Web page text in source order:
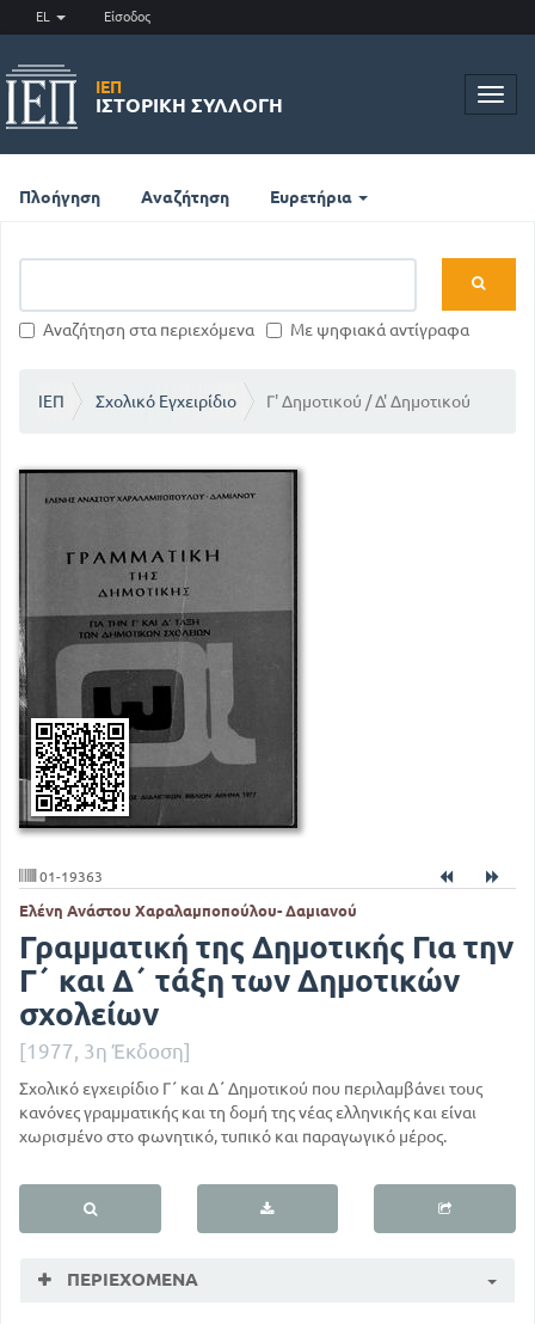
EL Είσοδος
ΙΕΠ
ΙΣΤΟΡΙΚΉ ΣΥΛΛΟΓΉ
Πλοήγηση Αναζήτηση Ευρετήρια
Αναζήτηση στα περιεχόμενα Με ψηφιακά αντίγραφα
ΙΕΠ Σχολικό Εγχειρίδιο Γ' Δημοτικού / Δ' Δημοτικού
01-19363
Ελένη Ανάστου Χαραλαμποπούλου- Δαμιανού
Γραμματική της Δημοτικής Για την
Γ΄ και Δ΄ τάξη των Δημοτικών
σχολείων
[1977, 3η Έκδοση]
Σχολικό εγχειρίδιο Γ΄ και Δ΄ Δημοτικού που περιλαμβάνει τους
κανόνες γραμματικής και τη δομή της νέας ελληνικής και είναι
χωρισμένο στο φωνητικό, τυπικό και παραγωγικό μέρος.
ΠΕΡΙΕΧΌΜΕΝΑ